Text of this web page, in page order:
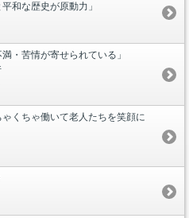
和な歴史が原動力」
・苦情が寄せられている」
くちゃ働いて老人たちを笑顔に